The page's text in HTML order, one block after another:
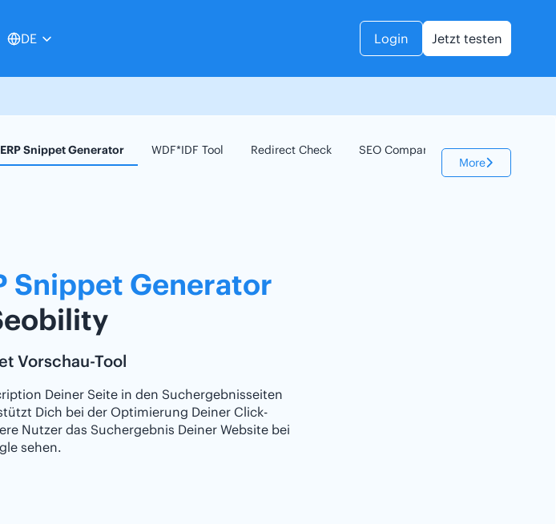
DE Login Jetzt testen
Snippet Generator WDF*IDF Tool Redirect Check SEO Compare
Keyword Check
More
Snippet Generator
Vorschau-Tool
Deiner Seite in den Suchergebnisseiten
Dich bei der Optimierung Deiner Click-
Nutzer das Suchergebnis Deiner Website bei
sehen.